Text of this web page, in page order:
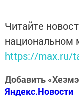
Читайте
национальном
https://max.ru/
Добавить
Яндекс.Новости